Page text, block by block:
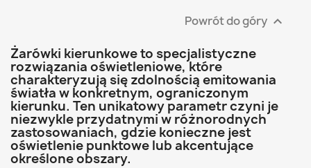
Powrót do góry 
Żarówki kierunkowe to specjalistyczne
rozwiązania oświetleniowe, które
charakteryzują się zdolnością emitowania
światła w konkretnym, ograniczonym
kierunku. Ten unikatowy parametr czyni je
niezwykle przydatnymi w różnorodnych
zastosowaniach, gdzie konieczne jest
oświetlenie punktowe lub akcentujące
określone obszary.